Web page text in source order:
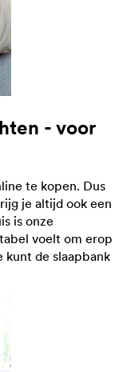
- voor
te kopen. Dus
je altijd ook een
is onze
voelt om erop
kunt de slaapbank